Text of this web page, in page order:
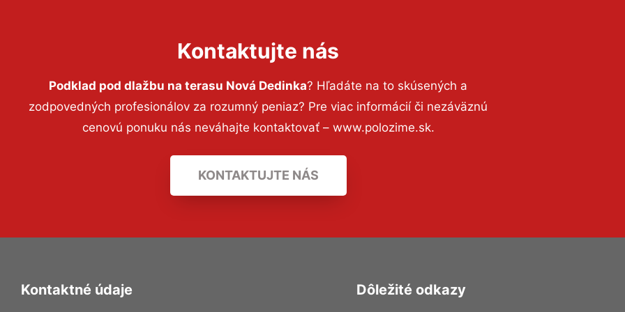
Kontaktujte nás
Podklad pod dlažbu na terasu Nová Dedinka? Hľadáte na to skúsených a
zodpovedných profesionálov za rozumný peniaz? Pre viac informácií či nezáväznú
cenovú ponuku nás neváhajte kontaktovať – www.polozime.sk.
KONTAKTUJTE NÁS
Kontaktné údaje Dôležité odkazy